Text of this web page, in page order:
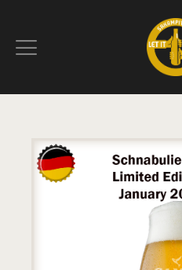
БЛОГ
КОНТАКТ
ПИВОТЕКА